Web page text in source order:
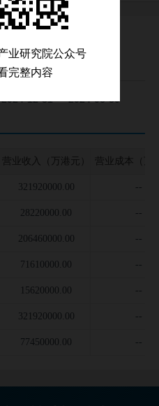
2024-12-31
2024-06-30
营业收入（万港元） 营业成本（万
321920000.00 --
28220000.00 --
206460000.00 --
71610000.00 --
15620000.00 --
321920000.00 --
77450000.00 --
业研究院公众号
完整内容